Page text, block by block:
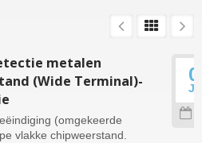
metalen
(Wide Terminal)-
(omgekeerde
vlakke chipweerstand.